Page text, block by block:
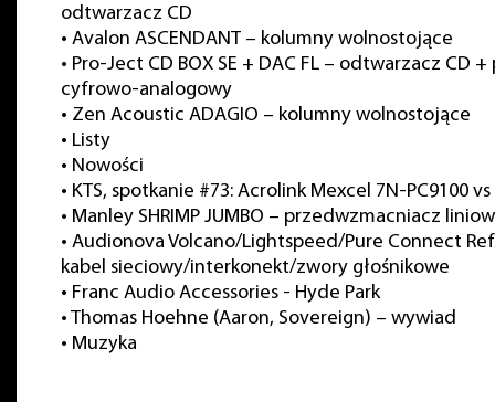
odtwarzacz CD
• Avalon ASCENDANT – kolumny wolnostojące
• Pro-Ject CD BOX SE + DAC FL – odtwarzacz CD
cyfrowo-analogowy
• Zen Acoustic ADAGIO – kolumny wolnostojące
• Listy
• Nowości
• KTS, spotkanie #73: Acrolink Mexcel 7N-PC9100 vs
• Manley SHRIMP JUMBO – przedwzmacniacz
• Audionova Volcano/Lightspeed/Pure Connect
kabel sieciowy/interkonekt/zwory głośnikowe
• Franc Audio Accessories - Hyde Park
• Thomas Hoehne (Aaron, Sovereign) – wywiad
• Muzyka